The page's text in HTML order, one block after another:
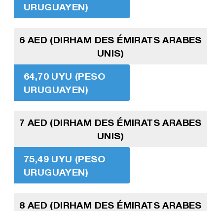
URUGUAYEN)
6 AED (DIRHAM DES ÉMIRATS ARABES
UNIS)
64,70 UYU (PESO
URUGUAYEN)
7 AED (DIRHAM DES ÉMIRATS ARABES
UNIS)
75,49 UYU (PESO
URUGUAYEN)
8 AED (DIRHAM DES ÉMIRATS ARABES